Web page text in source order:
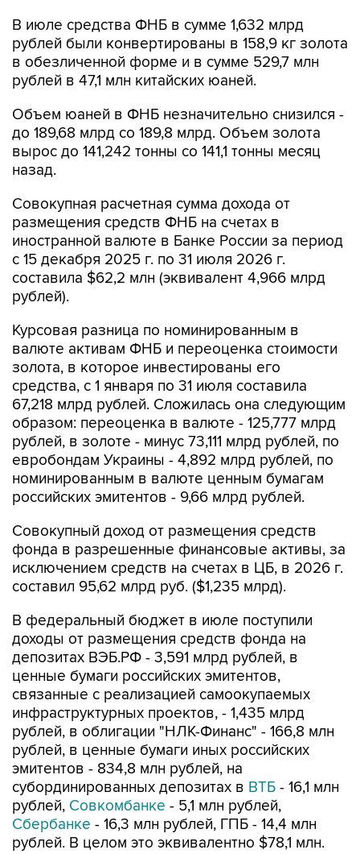
В июле средства ФНБ в сумме 1,632 млрд
рублей были конвертированы в 158,9 кг золота
в обезличенной форме и в сумме 529,7 млн
рублей в 47,1 млн китайских юаней.
Объем юаней в ФНБ незначительно снизился -
до 189,68 млрд со 189,8 млрд. Объем золота
вырос до 141,242 тонны со 141,1 тонны месяц
назад.
Совокупная расчетная сумма дохода от
размещения средств ФНБ на счетах в
иностранной валюте в Банке России за период
с 15 декабря 2025 г. по 31 июля 2026 г.
составила $62,2 млн (эквивалент 4,966 млрд
рублей).
Курсовая разница по номинированным в
валюте активам ФНБ и переоценка стоимости
золота, в которое инвестированы его
средства, с 1 января по 31 июля составила
67,218 млрд рублей. Сложилась она следующим
образом: переоценка в валюте - 125,777 млрд
рублей, в золоте - минус 73,111 млрд рублей, по
евробондам Украины - 4,892 млрд рублей, по
номинированным в валюте ценным бумагам
российских эмитентов - 9,66 млрд рублей.
Совокупный доход от размещения средств
фонда в разрешенные финансовые активы, за
исключением средств на счетах в ЦБ, в 2026 г.
составил 95,62 млрд руб. ($1,235 млрд).
В федеральный бюджет в июле поступили
доходы от размещения средств фонда на
депозитах ВЭБ.РФ - 3,591 млрд рублей, в
ценные бумаги российских эмитентов,
связанные с реализацией самоокупаемых
инфраструктурных проектов, - 1,435 млрд
рублей, в облигации "НЛК-Финанс" - 166,8 млн
рублей, в ценные бумаги иных российских
эмитентов - 834,8 млн рублей, на
субординированных депозитах в ВТБ - 16,1 млн
рублей, Совкомбанке - 5,1 млн рублей,
Сбербанке - 16,3 млн рублей, ГПБ - 14,4 млн
рублей. В целом это эквивалентно $78,1 млн.